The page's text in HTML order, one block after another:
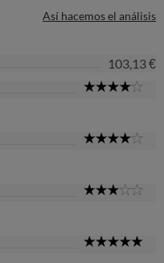
Así hacemos el análisis
103,13 €